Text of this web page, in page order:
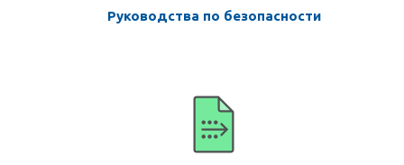
Руководства по безопасности